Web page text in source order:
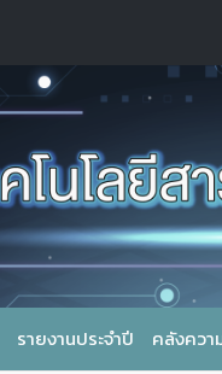
รายงานประจำปี คลังควา